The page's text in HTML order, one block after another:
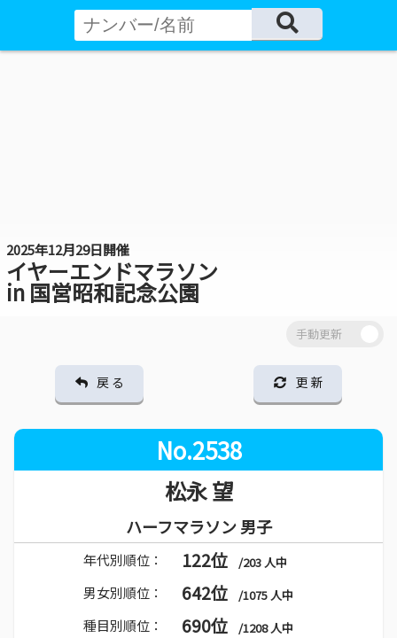
2025年12月29日開催
イヤーエンドマラソン
in 国営昭和記念公園
戻 る 更 新
No.2538
松永 望
ハーフマラソン 男子
年代別順位： 122位 /203 人中
男女別順位： 642位 /1075 人中
種目別順位： 690位 /1208 人中